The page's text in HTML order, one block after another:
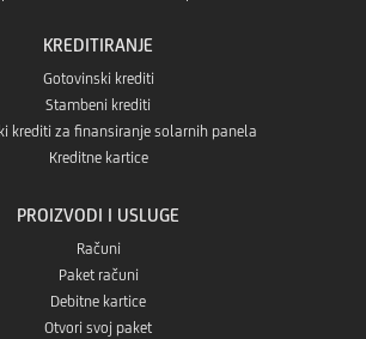
KREDITIRANJE
Gotovinski krediti
Stambeni krediti
krediti za finansiranje solarnih panela
Kreditne kartice
PROIZVODI I USLUGE
Računi
Paket računi
Debitne kartice
Otvori svoj paket